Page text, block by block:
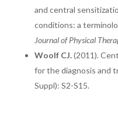
and central
conditions: a
Journal of Physical
Woolf CJ.(2011).
for the diagnosis and
Suppl): S2-S15.